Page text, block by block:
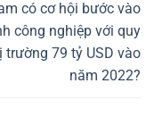
có cơ hội bước vào
công nghiệp với quy
trường 79 tỷ USD vào
năm 2022?